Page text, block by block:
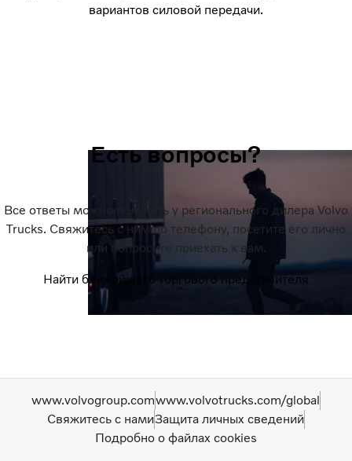
вариантов силовой передачи.
Есть вопросы?
Все ответы можно получить у регионального дилера Volvo
Trucks. Свяжитесь с ним по телефону, посетите его лично
или попросите приехать к вам.
Найти ближайшего торгового представителя
www.volvogroup.comwww.volvotrucks.com/global
Свяжитесь с намиЗащита личных сведений
Подробно о файлах cookies